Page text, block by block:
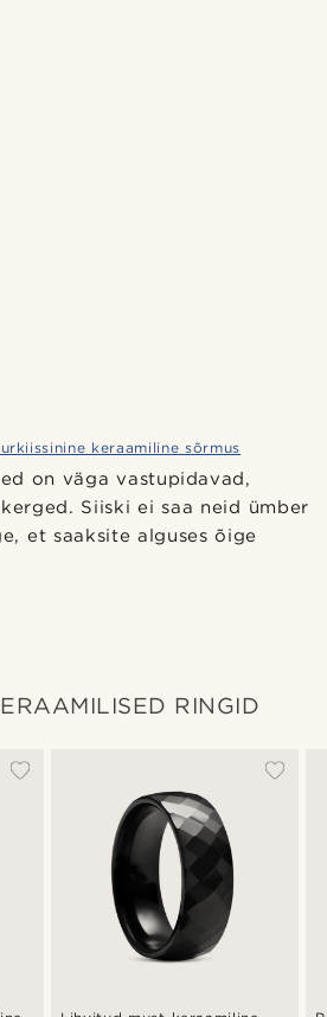
keraamiline sõrmus
on väga vastupidavad,
Siiski ei saa neid ümber
et saaksite alguses õige
RINGID